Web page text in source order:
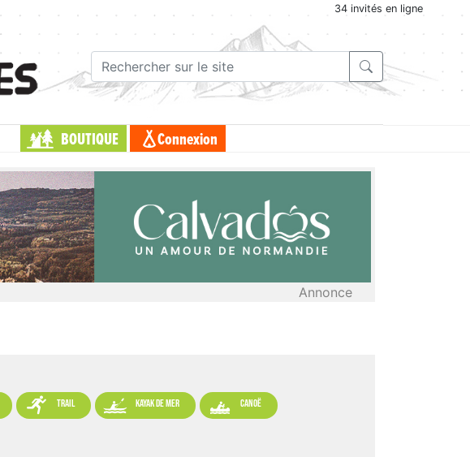
34 invités en ligne
BOUTIQUE Connexion
Annonce
 trail  kayak de mer  canoë